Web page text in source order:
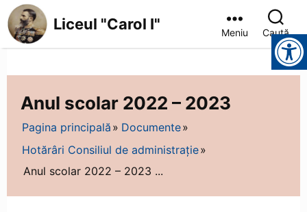
Liceul "Carol I" Meniu Caută
Instrumente pentru accesibilitate
Anul scolar 2022 – 2023
Pagina principală
Documente
Hotărâri Consiliul de administrație
Anul scolar 2022 – 2023 ...